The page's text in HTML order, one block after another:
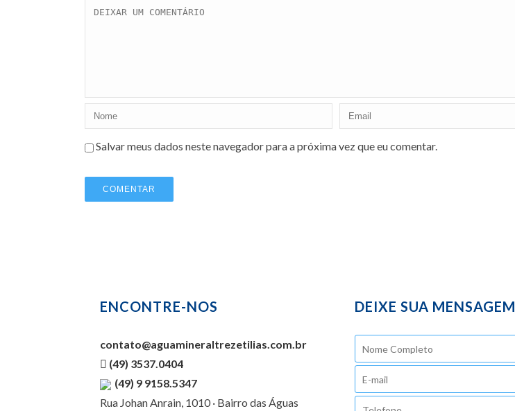
Salvar meus dados neste navegador para a próxima vez que eu comentar.
ENCONTRE-NOS
contato@aguamineraltrezetilias.com.br
(49) 3537.0404
(49) 9 9158.5347
Rua Johan Anrain, 1010 · Bairro das Águas
DEIXE SUA MENSAGEM